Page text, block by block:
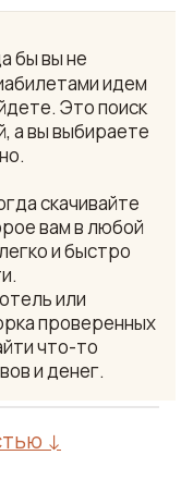
бы вы не
идем
Это поиск
а вы выбираете
скачивайте
вам в любой
и быстро
или
проверенных
что-то
и денег.
↓